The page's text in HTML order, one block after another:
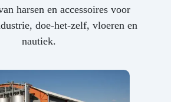
harsen en accessoires voor
doe-het-zelf, vloeren en
nautiek.